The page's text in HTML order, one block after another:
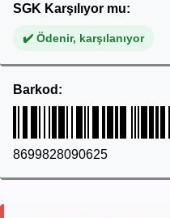
SGK Karşılıyor mu:
✔️ Ödenir, karşılanıyor
Barkod:
8699828090625